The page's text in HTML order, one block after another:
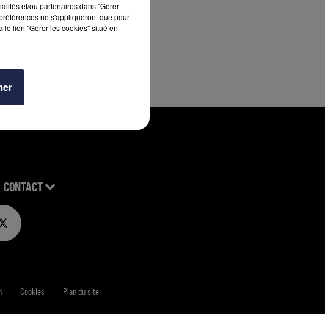
CONTACT
Cookies Plan du site
et/ou partenaires dans "Gérer
ne s'appliqueront que pour
le lien "Gérer les cookies" situé en